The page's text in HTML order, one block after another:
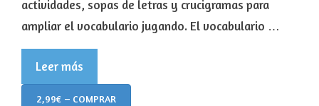
actividades, sopas de letras y crucigramas para
ampliar el vocabulario jugando. El vocabulario …
Leer más
2,99€ – COMPRAR